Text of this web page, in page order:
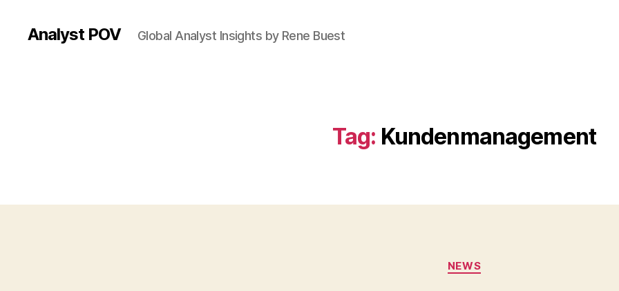
Analyst POV Global Analyst Insights by Rene Buest
Tag: Kundenmanagement
Categories
NEWS